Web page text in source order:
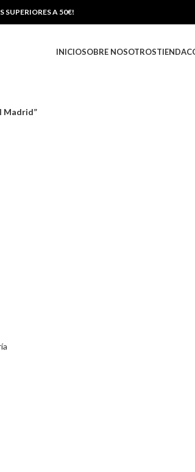
SUPERIORES A 50€!
INICIOSOBRE NOSOTROSTIENDA
Madrid”